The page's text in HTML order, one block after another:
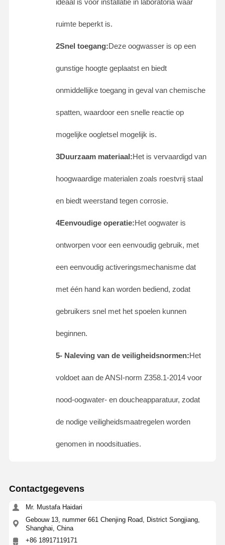
Kwaliteitscont
NEEM
MET ONS
OP
Nieuws Gevallen
Nooddouche en oogwas
Tempered Water Oogwater
Wandmontage oogwasstation
ideaal is voor installatie in laboratoria waar
ruimte beperkt is.
2Snel toegang:Deze oogwasser is op een
gunstige hoogte geplaatst en biedt
onmiddellijke toegang in geval van chemische
spatten, waardoor een snelle reactie op
mogelijke oogletsel mogelijk is.
3Duurzaam materiaal:Het is vervaardigd van
hoogwaardige materialen zoals roestvrij staal
en biedt weerstand tegen corrosie.
4Eenvoudige operatie:Het oogwater is
ontworpen voor een eenvoudig gebruik, met
een eenvoudig activeringsmechanisme dat
met één hand kan worden bediend, zodat
gebruikers snel met het spoelen kunnen
beginnen.
5- Naleving van de veiligheidsnormen:Het
voldoet aan de ANSI-norm Z358.1-2014 voor
nood-oogwater- en doucheapparatuur, zodat
de nodige veiligheidsmaatregelen worden
genomen in noodsituaties.
Contactgegevens
Mr. Mustafa Haidari
Gebouw 13, nummer 661 Chenjing Road, District Songjiang,
Shanghai, China
+86 18917119171